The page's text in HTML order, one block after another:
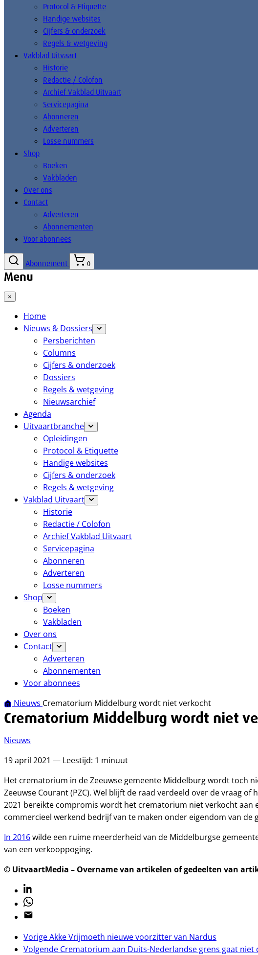
Protocol & Etiquette
Handige websites
Cijfers & onderzoek
Regels & wetgeving
Vakblad Uitvaart
Historie
Redactie / Colofon
Archief Vakblad Uitvaart
Servicepagina
Abonneren
Adverteren
Losse nummers
Shop
Boeken
Vakbladen
Over ons
Contact
Adverteren
Abonnementen
Voor abonnees
Abonnement 0
Menu
×
Home
Nieuws & Dossiers
Persberichten
Columns
Cijfers & onderzoek
Dossiers
Regels & wetgeving
Nieuwsarchief
Agenda
Uitvaartbranche
Opleidingen
Protocol & Etiquette
Handige websites
Cijfers & onderzoek
Regels & wetgeving
Vakblad Uitvaart
Historie
Redactie / Colofon
Archief Vakblad Uitvaart
Servicepagina
Abonneren
Adverteren
Losse nummers
Shop
Boeken
Vakbladen
Over ons
Contact
Adverteren
Abonnementen
Voor abonnees
Nieuws Crematorium Middelburg wordt niet verkocht
Crematorium Middelburg wordt niet
Nieuws
19 april 2021 — Leestijd: 1 minuut
Het crematorium in de Zeeuwse gemeente Middelburg wordt toch
Zeeuwse Courant (PZC). Wel blijft de raad verdeeld over de vraag
2021 bereikte compromis wordt het crematorium niet verkocht
commercieel werkend bedrijf van te maken onder eigendom van
In 2016wilde een ruime meerderheid van de Middelburgse
van een verkooppoging.
© UitvaartMedia – Overname van artikelen of gedeelten van
Linkedin
Whatsapp
Email
VorigeAkke Vrijmoeth nieuwe voorzitter van Nardus
Volgende Crematorium aan Duits-Nederlandse grens gaat niet